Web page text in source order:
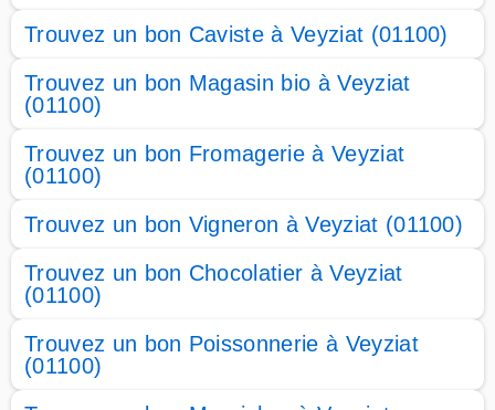
Trouvez un bon Caviste à Veyziat (01100)
Trouvez un bon Magasin bio à Veyziat
(01100)
Trouvez un bon Fromagerie à Veyziat
(01100)
Trouvez un bon Vigneron à Veyziat (01100)
Trouvez un bon Chocolatier à Veyziat
(01100)
Trouvez un bon Poissonnerie à Veyziat
(01100)